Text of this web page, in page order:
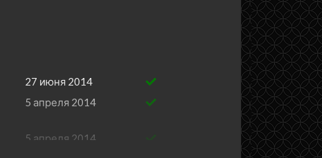
27 июня 2014
5 апреля 2014
5 апреля 2014